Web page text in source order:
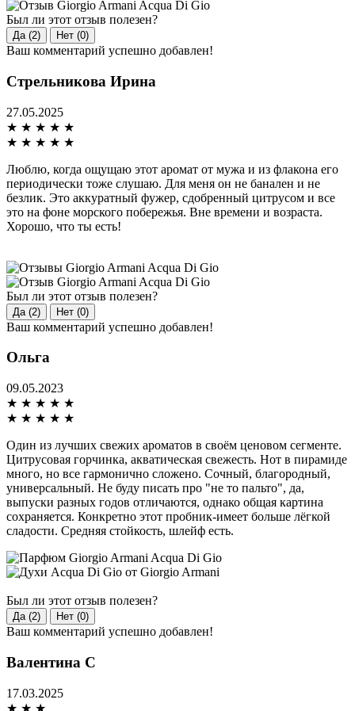
Был ли этот отзыв полезен?
Да (2) Нет (0)
Ваш комментарий успешно добавлен!
Стрельникова Ирина
27.05.2025
★ ★ ★ ★ ★
★ ★ ★ ★ ★
Люблю, когда ощущаю этот аромат от мужа и из флакона его
периодически тоже слушаю. Для меня он не банален и не
безлик. Это аккуратный фужер, сдобренный цитрусом и все
это на фоне морского побережья. Вне времени и возраста.
Хорошо, что ты есть!
Был ли этот отзыв полезен?
Да (2) Нет (0)
Ваш комментарий успешно добавлен!
Ольга
09.05.2023
★ ★ ★ ★ ★
★ ★ ★ ★ ★
Один из лучших свежих ароматов в своём ценовом сегменте.
Цитрусовая горчинка, акватическая свежесть. Нот в пирамиде
много, но все гармонично сложено. Сочный, благородный,
универсальный. Не буду писать про "не то пальто", да,
выпуски разных годов отличаются, однако общая картина
сохраняется. Конкретно этот пробник-имеет больше лёгкой
сладости. Средняя стойкость, шлейф есть.
Был ли этот отзыв полезен?
Да (2) Нет (0)
Ваш комментарий успешно добавлен!
Валентина С
17.03.2025
★ ★ ★